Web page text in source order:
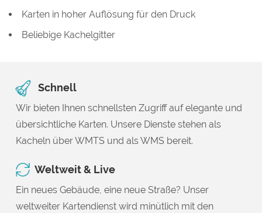
Karten in hoher Auflösung für den Druck
Beliebige Kachelgitter
Schnell
Wir bieten Ihnen schnellsten Zugriff auf elegante und
übersichtliche Karten. Unsere Dienste stehen als
Kacheln über WMTS und als WMS bereit.
Weltweit & Live
Ein neues Gebäude, eine neue Straße? Unser
weltweiter Kartendienst wird minütlich mit den